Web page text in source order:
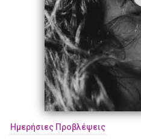
Ημερήσιες Προβλέψεις